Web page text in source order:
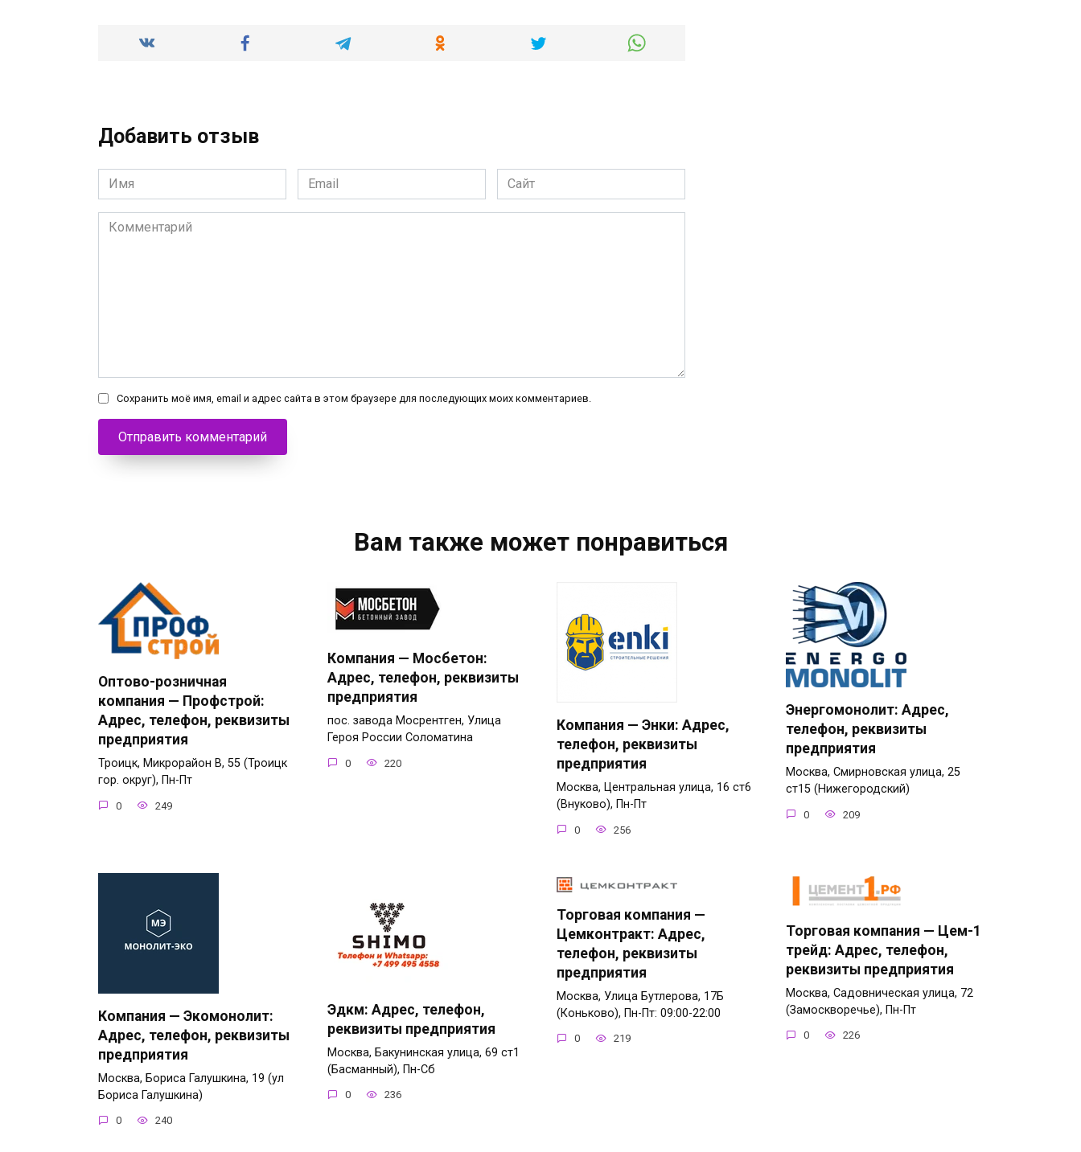
Добавить отзыв
Имя
*
Email
*
Сайт
Комментарий
Сохранить моё имя, email и адрес сайта в этом браузере для последующих моих комментариев.
Вам также может понравиться
Оптово-розничная
компания — Профстрой:
Адрес, телефон, реквизиты
предприятия
Троицк, Микрорайон В, 55 (Троицк
гор. округ), Пн-Пт
0 249
Компания — Мосбетон:
Адрес, телефон, реквизиты
предприятия
пос. завода Мосрентген, Улица
Героя России Соломатина
0 220
Компания — Энки: Адрес,
телефон, реквизиты
предприятия
Москва, Центральная улица, 16 ст6
(Внуково), Пн-Пт
0 256
Энергомонолит: Адрес,
телефон, реквизиты
предприятия
Москва, Смирновская улица, 25
ст15 (Нижегородский)
0 209
Компания — Экомонолит:
Адрес, телефон, реквизиты
предприятия
Москва, Бориса Галушкина, 19 (ул
Бориса Галушкина)
0 240
Эдкм: Адрес, телефон,
реквизиты предприятия
Москва, Бакунинская улица, 69 ст1
(Басманный), Пн-Сб
0 236
Торговая компания —
Цемконтракт: Адрес,
телефон, реквизиты
предприятия
Москва, Улица Бутлерова, 17Б
(Коньково), Пн-Пт: 09:00-22:00
0 219
Торговая компания — Цем-1
трейд: Адрес, телефон,
реквизиты предприятия
Москва, Садовническая улица, 72
(Замоскворечье), Пн-Пт
0 226